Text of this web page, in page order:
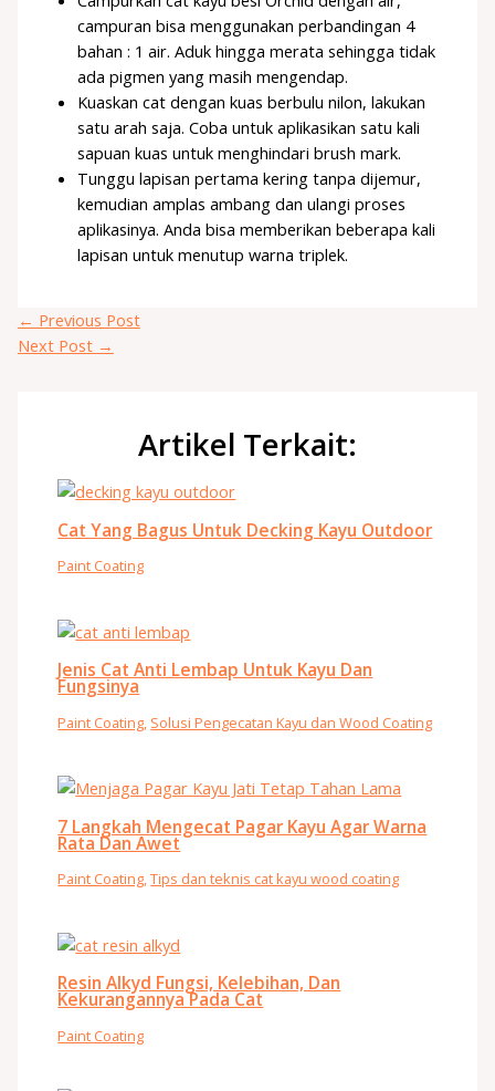
campuran bisa menggunakan perbandingan 4
bahan : 1 air. Aduk hingga merata sehingga tidak
ada pigmen yang masih mengendap.
Kuaskan cat dengan kuas berbulu nilon, lakukan
satu arah saja. Coba untuk aplikasikan satu kali
sapuan kuas untuk menghindari brush mark.
Tunggu lapisan pertama kering tanpa dijemur,
kemudian amplas ambang dan ulangi proses
aplikasinya. Anda bisa memberikan beberapa kali
lapisan untuk menutup warna triplek.
← Previous Post
Next Post →
Artikel Terkait:
Cat Yang Bagus Untuk Decking Kayu Outdoor
Paint Coating
Jenis Cat Anti Lembap Untuk Kayu Dan
Fungsinya
Paint Coating Solusi Pengecatan Kayu dan Wood Coating
7 Langkah Mengecat Pagar Kayu Agar Warna
Rata Dan Awet
Paint Coating,Tips dan teknis cat kayu wood coating
Resin Alkyd Fungsi, Kelebihan, Dan
Kekurangannya Pada Cat
Paint Coating